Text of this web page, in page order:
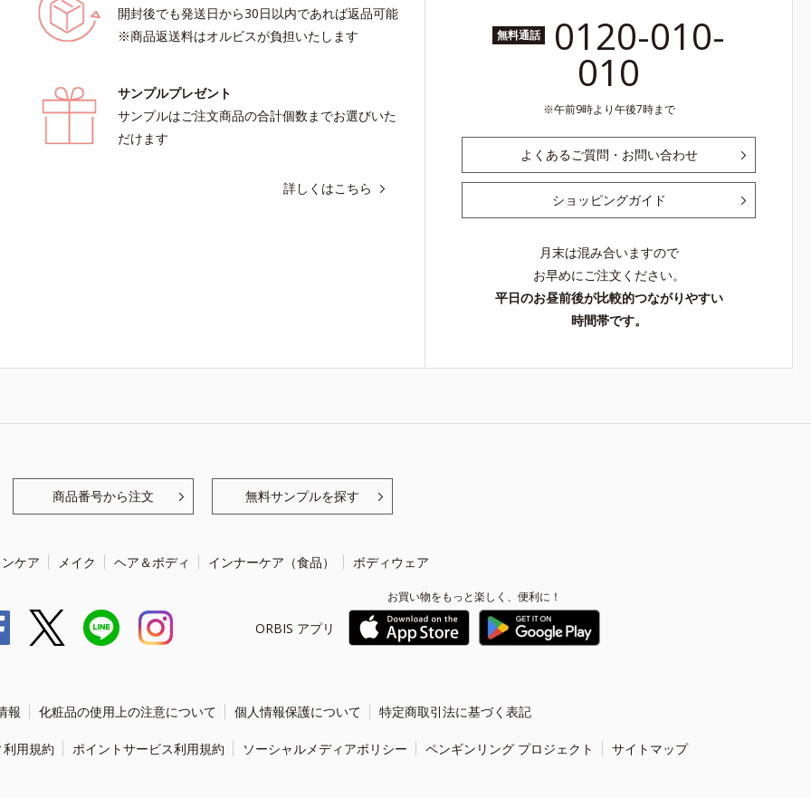
開封後でも発送日から30日以内であれば返品可能
※商品返送料はオルビスが負担いたします
サンプルプレゼント
サンプルはご注文商品の合計個数までお選びいた
だけます
詳しくはこちら
無料通話 0120-010-
010
午前9時より午後7時まで
よくあるご質問・お問い合わせ
ショッピングガイド
月末は混み合いますので
お早めにご注文ください。
平日のお昼前後が比較的つながりやすい
時間帯です。
商品番号から注文 無料サンプルを探す
ケア メイク ヘア＆ボディ インナーケア（食品） ボディウェア
ORBIS アプリ
お買い物をもっと楽しく、便利に！
報 化粧品の使用上の注意について 個人情報保護について 特定商取引法に基づく表記
用規約 ポイントサービス利用規約 ソーシャルメディアポリシー ペンギンリング プロジェクト サイトマップ